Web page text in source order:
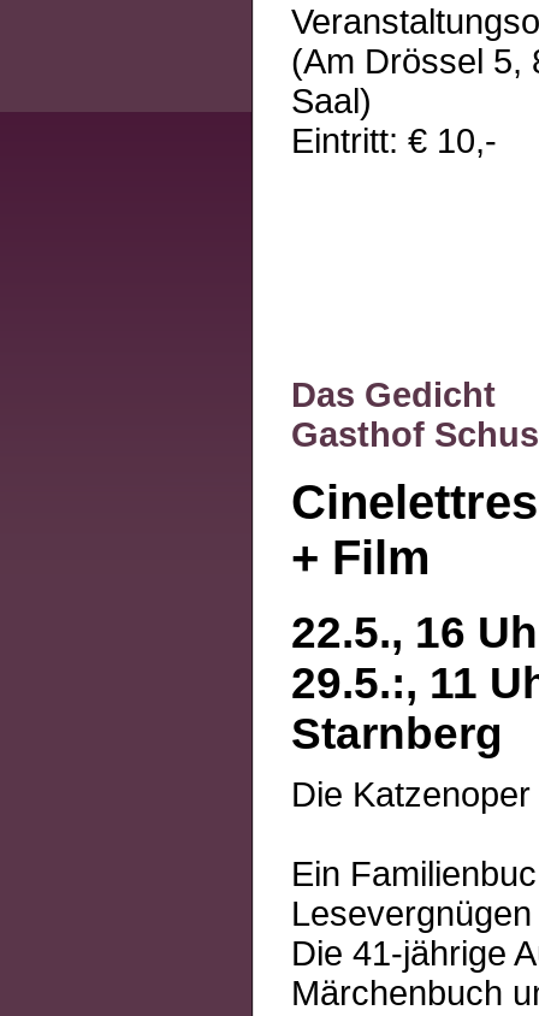
(Am Drössel 5,
Saal)
Eintritt: € 10,-
Das Gedicht
Gasthof
+ Film
22.5., 16
29.5.:, 11
Starnberg
Die
Ein
Die 41-jährige
Märchenbuch